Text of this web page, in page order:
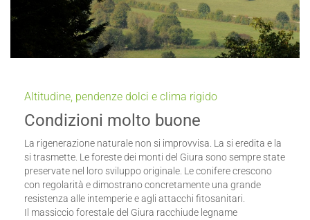
Altitudine, pendenze dolci e clima rigido
Condizioni molto buone
La rigenerazione naturale non si improvvisa. La si eredita e la
si trasmette. Le foreste dei monti del Giura sono sempre state
preservate nel loro sviluppo originale. Le conifere crescono
con regolarità e dimostrano concretamente una grande
resistenza alle intemperie e agli attacchi fitosanitari.
Il massiccio forestale del Giura racchiude legname